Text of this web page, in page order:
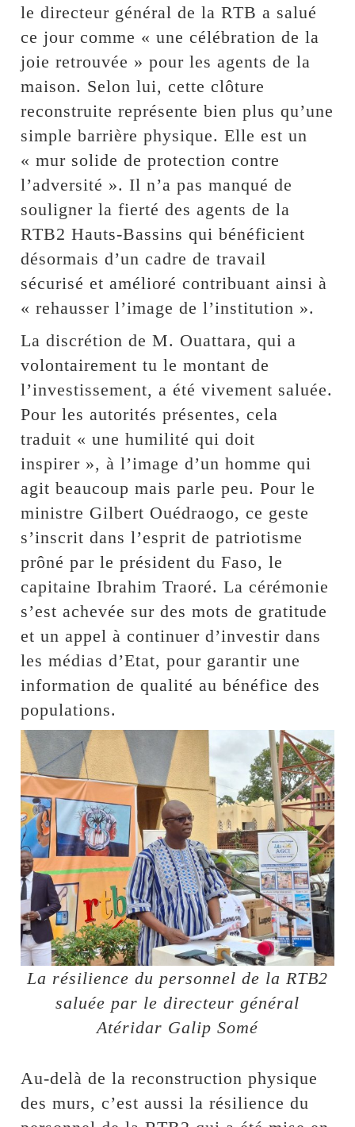
le directeur général de la RTB a salué
ce jour comme « une célébration de la
joie retrouvée » pour les agents de la
maison. Selon lui, cette clôture
reconstruite représente bien plus qu’une
simple barrière physique. Elle est un
« mur solide de protection contre
l’adversité ». Il n’a pas manqué de
souligner la fierté des agents de la
RTB2 Hauts-Bassins qui bénéficient
désormais d’un cadre de travail
sécurisé et amélioré contribuant ainsi à
« rehausser l’image de l’institution ».
La discrétion de M. Ouattara, qui a
volontairement tu le montant de
l’investissement, a été vivement saluée.
Pour les autorités présentes, cela
traduit « une humilité qui doit
inspirer », à l’image d’un homme qui
agit beaucoup mais parle peu. Pour le
ministre Gilbert Ouédraogo, ce geste
s’inscrit dans l’esprit de patriotisme
prôné par le président du Faso, le
capitaine Ibrahim Traoré. La cérémonie
s’est achevée sur des mots de gratitude
et un appel à continuer d’investir dans
les médias d’Etat, pour garantir une
information de qualité au bénéfice des
populations.
La résilience du personnel de la RTB2
saluée par le directeur général
Atéridar Galip Somé
Au-delà de la reconstruction physique
des murs, c’est aussi la résilience du